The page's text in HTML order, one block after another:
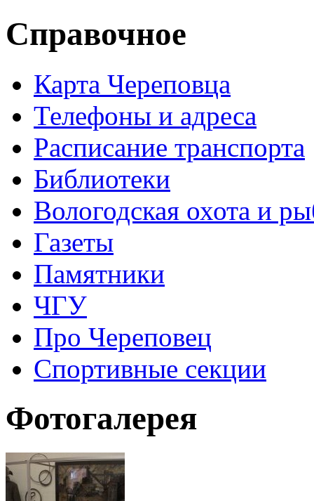
Справочное
Карта Череповца
Телефоны и адреса
Расписание транспорта
Библиотеки
Вологодская охота и
Газеты
Памятники
ЧГУ
Про Череповец
Спортивные секции
Фотогалерея